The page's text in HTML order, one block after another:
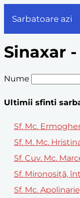
Sarbatoare azi
Sinaxar
Nume
Ultimii sfinti
Sf. Mc.
Sf. M. Mc.
Sf. Cuv. Mc.
Sf. Mironosiță,
Sf. Mc.